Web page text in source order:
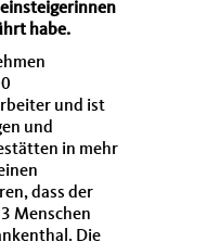
habe.
und ist
und
in mehr
dass der
Menschen
Die